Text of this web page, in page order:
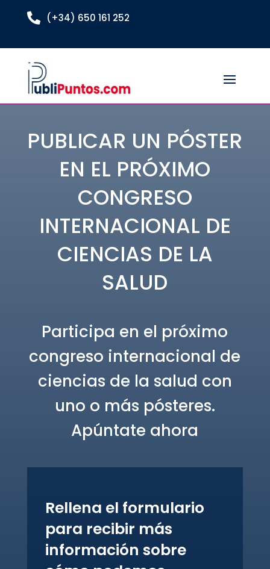
 (+34) 650 161 252
PUBLICAR UN PÓSTER
EN EL PRÓXIMO
CONGRESO
INTERNACIONAL DE
CIENCIAS DE LA
SALUD
Participa en el próximo
congreso internacional de
ciencias de la salud con
uno o más pósteres.
Apúntate ahora
Rellena el formulario
para recibir más
información sobre